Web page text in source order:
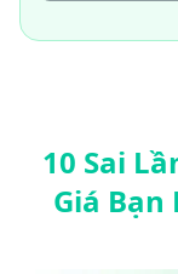
10 Sai
Giá Bạn